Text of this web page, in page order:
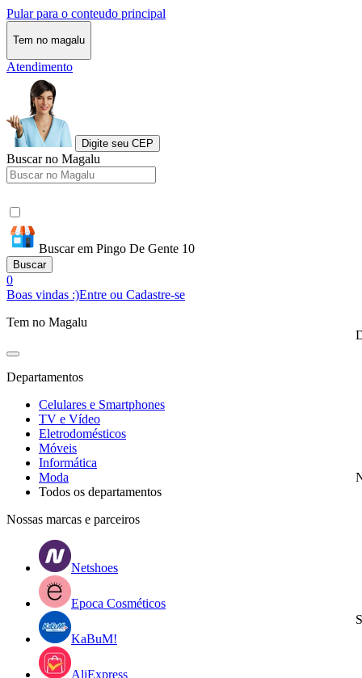
Pular para o conteudo principal
Tem no magalu
Atendimento
Digite seu CEP
Buscar no Magalu
Buscar em Pingo De Gente 10
Buscar
0
Boas vindas :)Entre ou Cadastre-se
Tem no Magalu
Departamentos
Celulares e Smartphones
TV e Vídeo
Eletrodomésticos
Móveis
Informática
Moda
Todos os departamentos
Nossas marcas e parceiros
Netshoes
Epoca Cosméticos
KaBuM!
AliExpress